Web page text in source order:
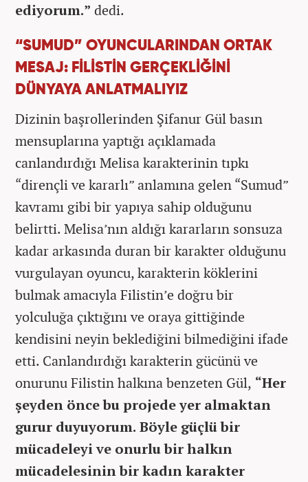
ediyorum.” dedi.
“SUMUD” OYUNCULARINDAN ORTAK
MESAJ: FİLİSTİN GERÇEKLİĞİNİ
DÜNYAYA ANLATMALIYIZ
Dizinin başrollerinden Şifanur Gül basın
mensuplarına yaptığı açıklamada
canlandırdığı Melisa karakterinin tıpkı
“dirençli ve kararlı” anlamına gelen “Sumud”
kavramı gibi bir yapıya sahip olduğunu
belirtti. Melisa’nın aldığı kararların sonsuza
kadar arkasında duran bir karakter olduğunu
vurgulayan oyuncu, karakterin köklerini
bulmak amacıyla Filistin’e doğru bir
yolculuğa çıktığını ve oraya gittiğinde
kendisini neyin beklediğini bilmediğini ifade
etti. Canlandırdığı karakterin gücünü ve
onurunu Filistin halkına benzeten Gül, “Her
şeyden önce bu projede yer almaktan
gurur duyuyorum. Böyle güçlü bir
mücadeleyi ve onurlu bir halkın
mücadelesinin bir kadın karakter